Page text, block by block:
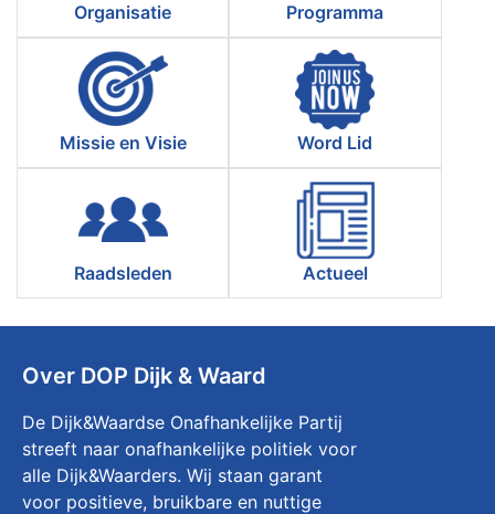
Organisatie Programma
Missie en Visie Word Lid
Raadsleden Actueel
Over DOP Dijk & Waard
De Dijk&Waardse Onafhankelijke Partij
streeft naar onafhankelijke politiek voor
alle Dijk&Waarders. Wij staan garant
voor positieve, bruikbare en nuttige